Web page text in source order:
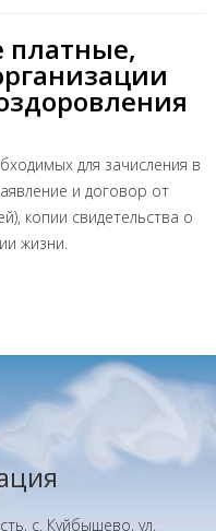
платные,
для зачисления в
и договор от
копии свидетельства о
жизни.
с. Куйбышево, ул.